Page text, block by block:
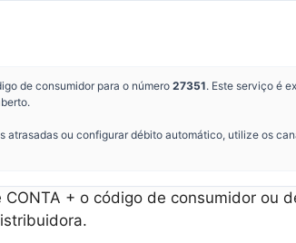
de consumidor para o número 27351. Este serviço é
atrasadas ou configurar débito automático, utilize os
+ o código de consumidor ou